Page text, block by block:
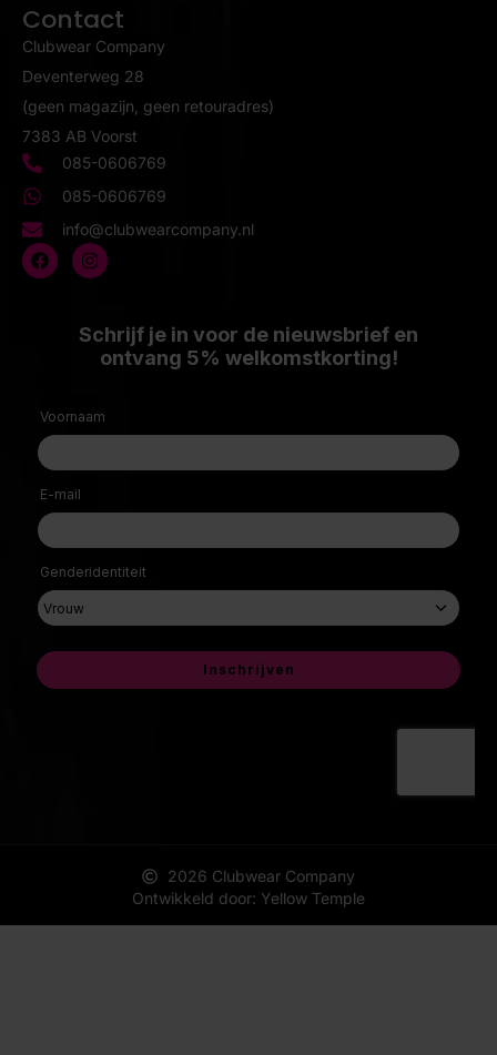
Contact
Clubwear Company
Deventerweg 28
(geen magazijn, geen retouradres)
7383 AB Voorst
085-0606769
085-0606769
info@clubwearcompany.nl
2026 Clubwear Company
Ontwikkeld door: Yellow Temple